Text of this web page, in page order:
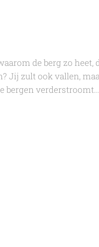
de berg zo heet,
Jij zult ook vallen,
bergen